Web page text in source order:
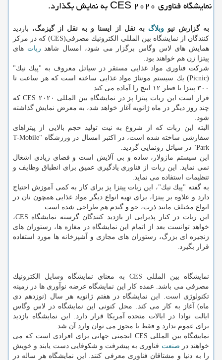
نمایشگاه فناوری CES ۲۰۲۰ به نمایش بگذارد.
به گزارش نیووبلاگ به نقل از ایسنا و به نقل از گیزمگ، بازدید
كنندگان از نمایشگاه بین المللی الكترونیك مصرفی(CES) كه در مركز
همایش های لاس وگاس برگزار می شود، امسال شاهد ربات های
پیتزا زن هم خواهند بود.
شركت فناوری مواد غذایی مستقر در سیاتل معروف به "پیك نیك"
(Picnic) یك سیستم مونتاژ مواد غذایی ساخته است كه هر ساعت تا
۳۰۰ پیتزا با قطر ۱۲ اینچ را آماده می كند.
قرار است این ربات پیتزا پز در نمایشگاه بین المللی CES ۲۰۲۰ كه
چند روز دیگر در ماه ژانویه آغاز خواهد شد، به معرض نمایش گذاشته
شود.
البته این ربات كه از شروع به نیت تولید حجم بالایی از پیتزاهای
سفارشی ساخته شده است، در اكتبر امسال در ورزشگاه "T-Mobile
Park" در سیاتل رونمایی گردید.
این سیستم ماژولار، ساده و بی آلایش است و فضای زیادی اشغال
نمی نماید. این ربات از فناوری یادگیری عمیق برای انطباق وظایف و
تنظیمات استفاده می نماید.
به گفته "پیك نیك"، این ربات پیتزا پز برای كار به كمی آموزش احتیاج
دارد و علاوه بر پیتزا، برای تهیه انواع دیگر مواد غذایی همچون نان در
انواع مختلف مانند ذرت، جو و گندم هم طراحی شده است.
این ربات در كنار پذیرایی از بازدید كنندگان گرسنه نمایشگاه CES،
خواهد توانست بعد از اتمام این نمایشگاه در مغازه ها، رستوران های
زنجیره ای بزرگ، رستوران های مجازی و آشپزخانه ها مورد استفاده
قرار بگیرد.
نمایشگاه بین المللی CES به معنای نمایشگاه وسایل الكترونیك
مصرفی می باشد. عمده كار این نمایشگاه عرضه نوآوری ها در زمینه
تكنولوژی است. این نمایشگاه در هفتم ژانویه هر سال (نوزدهم دی
ماه) آغاز به كار می كند. محل كنونی این نمایشگاه در لاس وگاس
ایالت نوادا در ایالات متحده آمریكا قرار دارد. این نمایشگاه بازدید
برای عموم ندارد و فقط با مجوز می توان وارد آن شد.
نمایشگاه بین المللی CES انجمنی جهانی برای افرادی است كه می
خواهند در صنعت فناوری به پیشرفت و شكوفایی دست یابند و خویش
را به دنیا و مشتاقان فناوری معرفی كنند. این نمایشگاه هر ساله در